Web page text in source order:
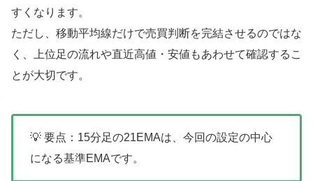
すくなります。
ただし、移動平均線だけで売買判断を完結させるのではな
く、上位足の流れや直近高値・安値もあわせて確認するこ
とが大切です。
💡 要点：15分足の21EMAは、今回の設定の中心
になる基準EMAです。